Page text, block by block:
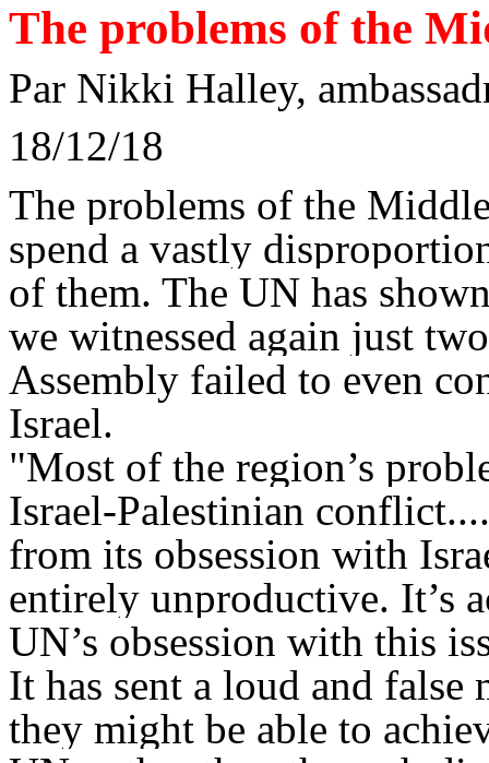
The problems of the
Par Nikki Halley,
18/12/18
The problems of the
spend a vastly
of them. The UN has
we witnessed again just
Assembly failed to even
Israel.
"Most of the region’s
Israel-Palestinian
from its obsession with
entirely unproductive. It’s
UN’s obsession with this
It has sent a loud and false
they might be able to